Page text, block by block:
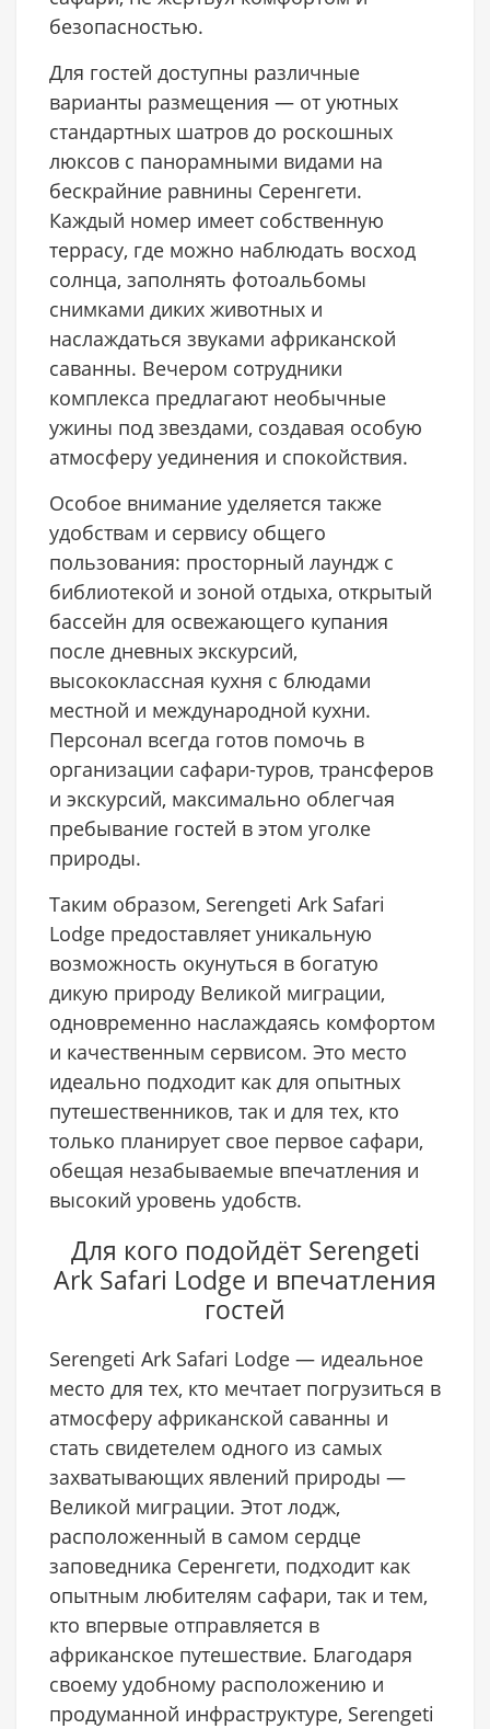
безопасностью.
Для гостей доступны различные
варианты размещения — от уютных
стандартных шатров до роскошных
люксов с панорамными видами на
бескрайние равнины Серенгети.
Каждый номер имеет собственную
террасу, где можно наблюдать восход
солнца, заполнять фотоальбомы
снимками диких животных и
наслаждаться звуками африканской
саванны. Вечером сотрудники
комплекса предлагают необычные
ужины под звездами, создавая особую
атмосферу уединения и спокойствия.
Особое внимание уделяется также
удобствам и сервису общего
пользования: просторный лаундж с
библиотекой и зоной отдыха, открытый
бассейн для освежающего купания
после дневных экскурсий,
высококлассная кухня с блюдами
местной и международной кухни.
Персонал всегда готов помочь в
организации сафари-туров, трансферов
и экскурсий, максимально облегчая
пребывание гостей в этом уголке
природы.
Таким образом, Serengeti Ark Safari
Lodge предоставляет уникальную
возможность окунуться в богатую
дикую природу Великой миграции,
одновременно наслаждаясь комфортом
и качественным сервисом. Это место
идеально подходит как для опытных
путешественников, так и для тех, кто
только планирует свое первое сафари,
обещая незабываемые впечатления и
высокий уровень удобств.
Для кого подойдёт Serengeti
Ark Safari Lodge и впечатления
гостей
Serengeti Ark Safari Lodge — идеальное
место для тех, кто мечтает погрузиться в
атмосферу африканской саванны и
стать свидетелем одного из самых
захватывающих явлений природы —
Великой миграции. Этот лодж,
расположенный в самом сердце
заповедника Серенгети, подходит как
опытным любителям сафари, так и тем,
кто впервые отправляется в
африканское путешествие. Благодаря
своему удобному расположению и
продуманной инфраструктуре, Serengeti